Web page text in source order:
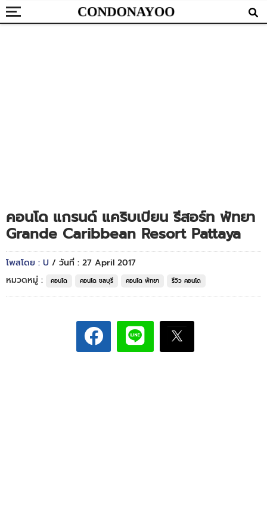
คอนโด แกรนด์ แคริบเบียน รีสอร์ท พัทยา
Grande Caribbean Resort Pattaya
โพสโดย : U / วันที่ : 27 April 2017
หมวดหมู่ :
คอนโด คอนโด ชลบุรี คอนโด พัทยา รีวิว คอนโด